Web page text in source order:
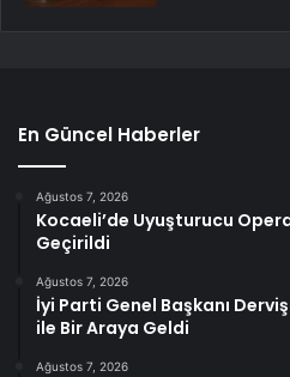
En Güncel Haberler
Ağustos 7, 2026
Kocaeli’de Uyuşturucu
Geçirildi
Ağustos 7, 2026
İyi Parti Genel Başkanı
ile Bir Araya Geldi
Ağustos 7, 2026